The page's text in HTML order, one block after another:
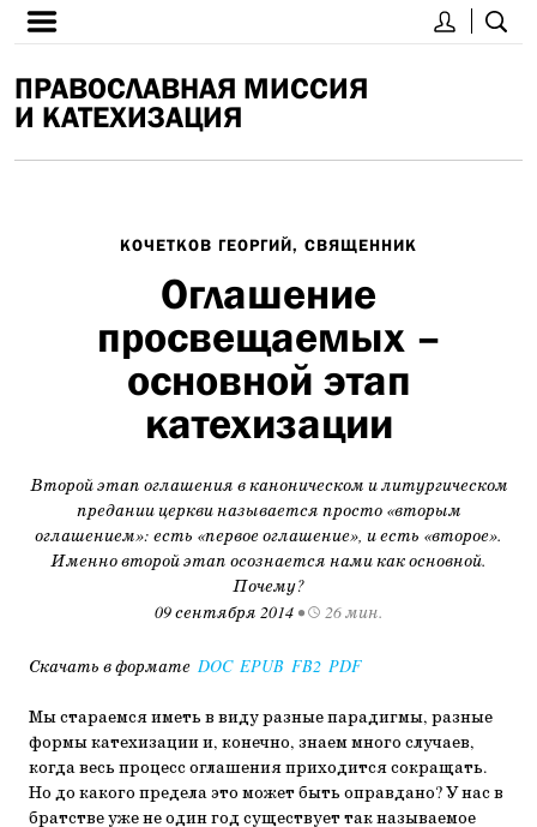
ПРАВОСЛАВНАЯ МИССИЯ
И КАТЕХИЗАЦИЯ
КОЧЕТКОВ ГЕОРГИЙ, СВЯЩЕННИК
Оглашение
просвещаемых –
основной этап
катехизации
Второй этап оглашения в каноническом и литургическом
предании церкви называется просто «вторым
оглашением»: есть «первое оглашение», и есть «второе».
Именно второй этап осознается нами как основной.
Почему?
09 сентября 2014• 26 мин.
Скачать в формате DOC EPUB FB2 PDF
Мы стараемся иметь в виду разные парадигмы, разные
формы катехизации и, конечно, знаем много случаев,
когда весь процесс оглашения приходится сокращать.
Но до какого предела это может быть оправдано? У нас в
братстве уже не один год существует так называемое